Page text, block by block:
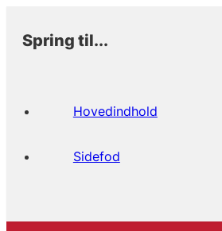
Spring til...
Hovedindhold
Sidefod